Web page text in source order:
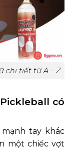
chi tiết từ A – Z
có
tay khác
một chiếc vợt